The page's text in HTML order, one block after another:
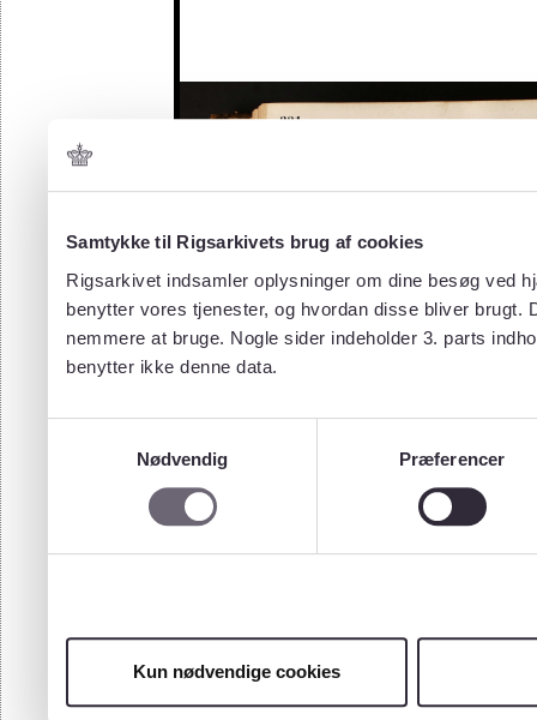
Samtykke til Rigsarkivets brug af cookies
Rigsarkivet indsamler oplysninger om dine besøg ved
benytter vores tjenester, og hvordan disse bliver
nemmere at bruge. Nogle sider indeholder 3. parts
benytter ikke denne data.
Nødvendig
Præferencer
Kun nødvendige cookies